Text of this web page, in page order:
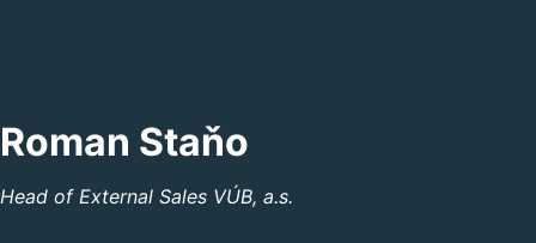
Roman Staňo
Head of External Sales VÚB, a.s.